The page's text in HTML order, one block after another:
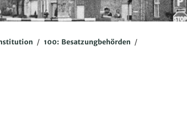
/ 100: Besatzungbehörden /